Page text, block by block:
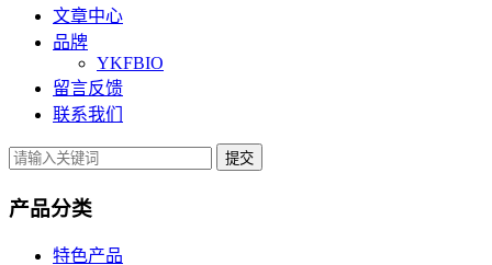
文章中心
品牌
YKFBIO
留言反馈
联系我们
提交
产品分类
特色产品